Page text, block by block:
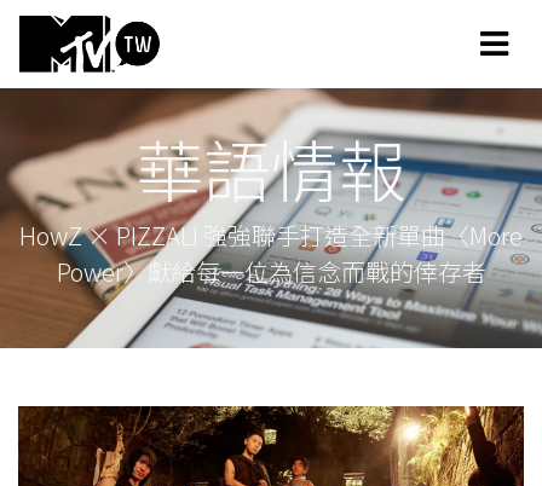
華語情報
HowZ × PIZZALI 強強聯手打造全新單曲〈More
Power〉獻給每一位為信念而戰的倖存者